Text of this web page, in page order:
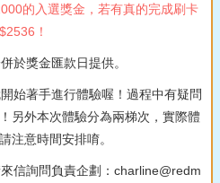
的入選獎金，若有真的完成刷卡
！
於獎金匯款日提供。
始著手進行體驗喔！過程中有疑問
另外本次體驗分為兩梯次，實際體
注意時間安排唷。
信詢問負責企劃：charline@redm